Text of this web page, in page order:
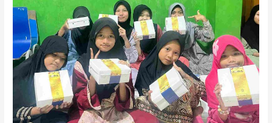
dan
Paket
Buka
Puasa
untuk
Santri
dan
Binaan
Gemilang